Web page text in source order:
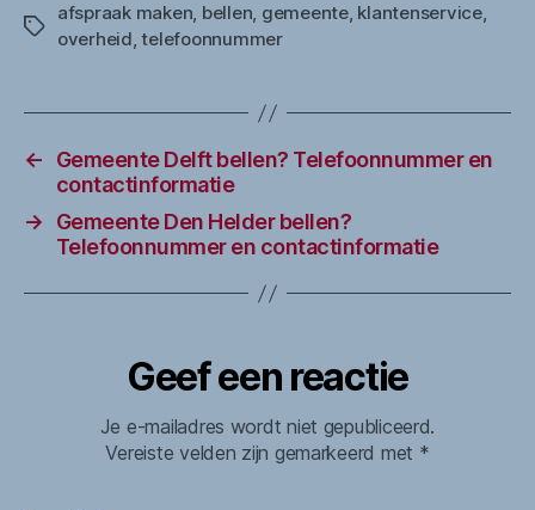
Tags
afspraak maken, bellen, gemeente, klantenservice,
overheid,telefoonnummer
←
Gemeente Delft bellen? Telefoonnummer en
contactinformatie
→
Gemeente Den Helder bellen?
Telefoonnummer en contactinformatie
Geef een reactie
Je e-mailadres wordt niet gepubliceerd.
Vereiste velden zijn gemarkeerd met *